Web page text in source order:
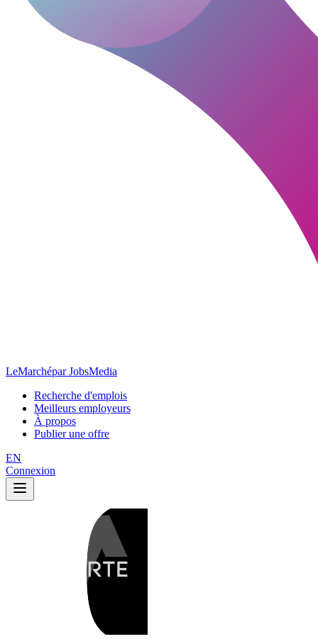
LeMarchépar JobsMedia
Recherche d'emplois
Meilleurs employeurs
À propos
Publier une offre
EN
Connexion